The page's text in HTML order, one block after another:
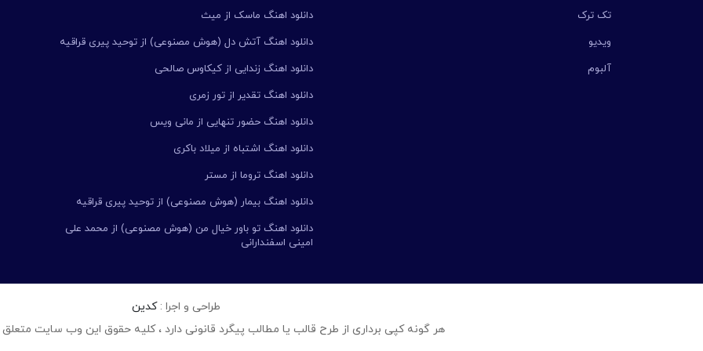
تک ترک
ویدیو
آلبوم
دانلود اهنگ ماسک از میث
دانلود اهنگ آتش دل (هوش مصنوعی) از توحید پیری قراقیه
دانلود اهنگ زندایی از کیکاوس صالحی
دانلود اهنگ تقدیر از تور زمری
دانلود اهنگ حضور تنهایی از مانی ویس
دانلود اهنگ اشتباه از میلاد باکری
دانلود اهنگ تروما از مستر
دانلود اهنگ بیمار (هوش مصنوعی) از توحید پیری قراقیه
دانلود اهنگ تو باور خیال من (هوش مصنوعی) از محمد علی
امینی اسفندارانی
طراحی و اجرا :کدین
هر گونه کپی برداری از طرح قالب یا مطالب پیگرد قانونی دارد ، کلیه حقوق این وب سایت